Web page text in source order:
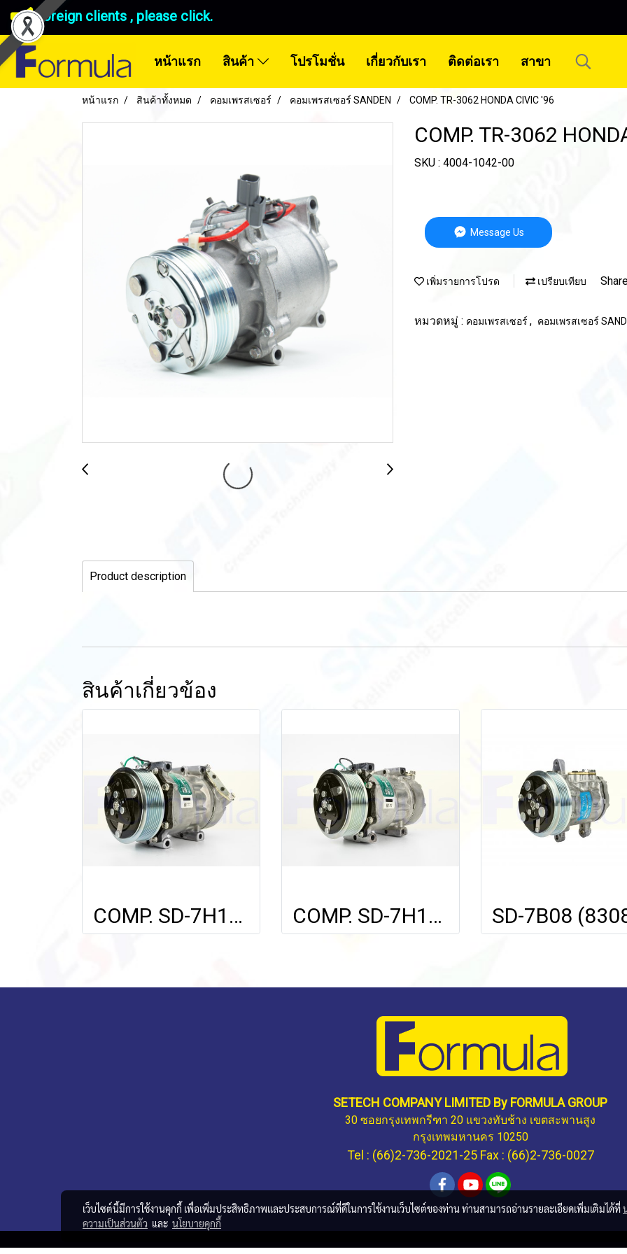
Foreign clients , please click.
หน้าแรก สินค้า โปรโมชั่น เกี่ยวกับเรา ติดต่อเรา สาขา
หน้าแรก สินค้าทั้งหมด คอมเพรสเซอร์ คอมเพรสเซอร์ SANDEN COMP. TR-3062 HONDA CIVIC '96
COMP. TR-3062
SKU : 4004-1042-00
Message Us
เพิ่มรายการโปรด เปรียบเทียบ
หมวดหมู่ : คอมเพรสเซอร์ , คอมเพรสเซอร์
Product description
สินค้าเกี่ยวข้อง
COMP. SD-7H15 (6164 / AC001H) SCANIA TRUCK (หน้าแปลนเอียง) (8PK) 24V. COMP. SD-7H15 (6179 / 7694) FOR SCANIA 114,124,144 '09 (8PK) 24V.
SETECH COMPANY LIMITED By FORMULA GROUP
30 ซอยกรุงเทพกรีฑา 20 แขวงทับช้าง เขตสะพานสูง
กรุงเทพมหานคร 10250
Tel : (66)2-736-2021-25 Fax : (66)2-736-0027
เว็บไซต์นี้มีการใช้งานคุกกี้ เพื่อเพิ่มประสิทธิภาพและประสบการณ์ที่ดีในการใช้งานเว็บไซต์ของท่าน ท่านสามารถอ่านรายละเอียดเพิ่มเติมได้ที่
ความเป็นส่วนตัว และ นโยบายคุกกี้